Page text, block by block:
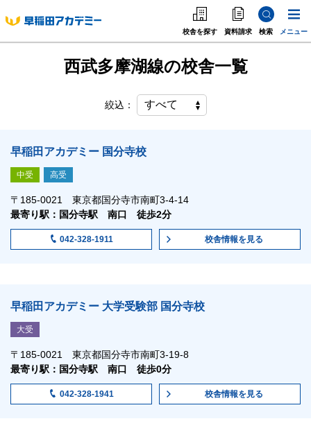
校舎を探す 資料請求 検索 メニュー
中学受験
高校受験
個別指導
海外·帰国·首都圏外
英語教室
西武多摩湖線の校舎一覧
絞込：
早稲田アカデミー 国分寺校
中受 高受
〒185-0021 東京都国分寺市南町3-4-14
最寄り駅：国分寺駅 南口 徒歩2分
042-328-1911 校舎情報を見る
早稲田アカデミー 大学受験部 国分寺校
大受
〒185-0021 東京都国分寺市南町3-19-8
最寄り駅：国分寺駅 南口 徒歩0分
042-328-1941 校舎情報を見る